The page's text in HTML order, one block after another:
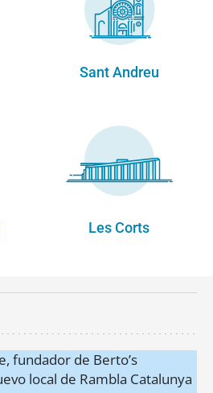
Sant Andreu
Les Corts